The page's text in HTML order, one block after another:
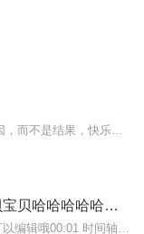
热点分类测试标题宝贝宝贝宝贝哈哈哈哈哈哈哈哦123